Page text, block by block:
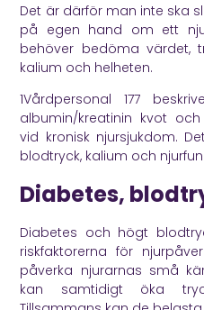
Det är därför man inte ska
på egen hand om ett
behöver bedöma värdet,
kalium och helheten.
1Vårdpersonal 177
albumin/kreatinin kvot
vid kronisk njursjukdom.
blodtryck, kalium och
Diabetes,
Diabetes och högt
riskfaktorerna för
påverka njurarnas små
kan samtidigt öka